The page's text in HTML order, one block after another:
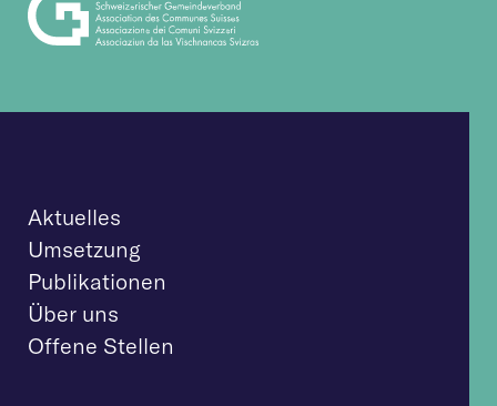
Aktuelles
Umsetzung
Publikationen
Über uns
Offene Stellen